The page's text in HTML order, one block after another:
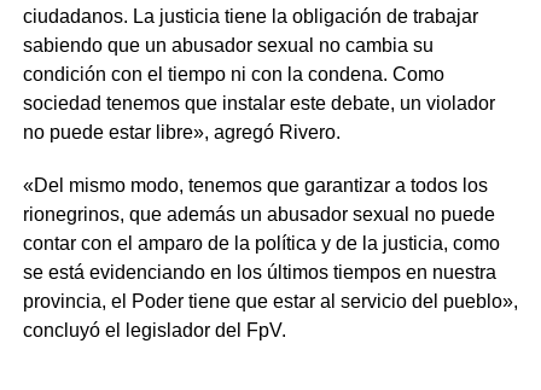
ciudadanos. La justicia tiene la obligación de trabajar
sabiendo que un abusador sexual no cambia su
condición con el tiempo ni con la condena. Como
sociedad tenemos que instalar este debate, un violador
no puede estar libre», agregó Rivero.
«Del mismo modo, tenemos que garantizar a todos los
rionegrinos, que además un abusador sexual no puede
contar con el amparo de la política y de la justicia, como
se está evidenciando en los últimos tiempos en nuestra
provincia, el Poder tiene que estar al servicio del pueblo»,
concluyó el legislador del FpV.